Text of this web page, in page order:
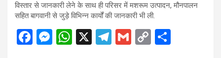
विस्तार से जानकारी लेने के साथ ही परिसर में मशरूम उत्पादन, मौनपालन
सहित बागवानी से जुड़े विभिन्न कार्यों की जानकारी भी ली.
F
M W X
T
G
C